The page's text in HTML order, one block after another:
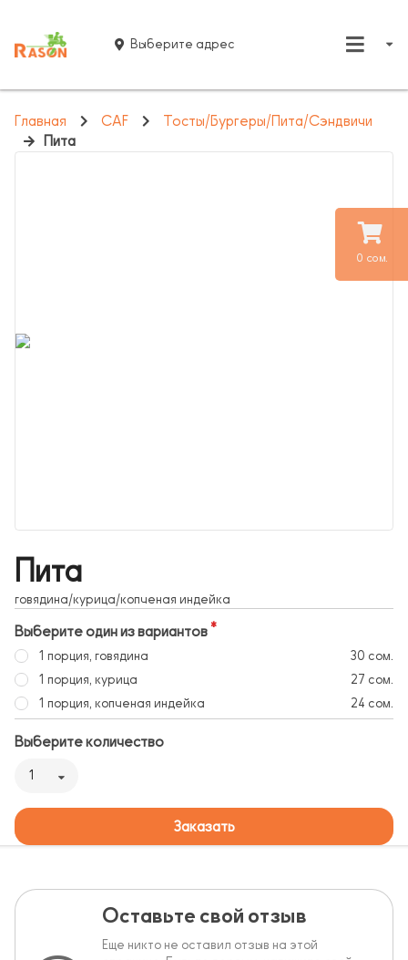
0 сом.
Выберите адрес
Главная CAF
Тосты/Бургеры/Пита/Сэндвичи
Пита
Пита
говядина/курица/копченая индейка
Выберите один из вариантов
1 порция, говядина
30 сом.
1 порция, курица
27 сом.
1 порция, копченая индейка
24 сом.
Выберите количество
1
Заказать
Оставьте свой отзыв
Еще никто не оставил отзыв на этой